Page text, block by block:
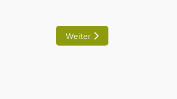
Nächster Beitrag: Wechsel
Weiter